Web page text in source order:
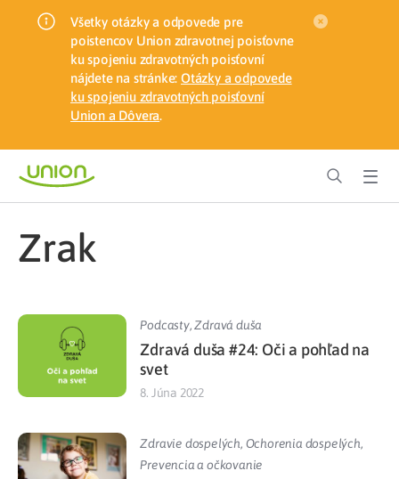
Všetky otázky a odpovede pre
poistencov Union zdravotnej poisťovne
ku spojeniu zdravotných poisťovní
nájdete na stránke: Otázky a odpovede
ku spojeniu zdravotných poisťovní
Union a Dôvera.
zrak
Podcasty,Zdravá duša
Zdravá duša #24: Oči a pohľad na
svet
8. Júna 2022
Zdravie dospelých, Ochorenia dospelých,
Prevencia a očkovanie